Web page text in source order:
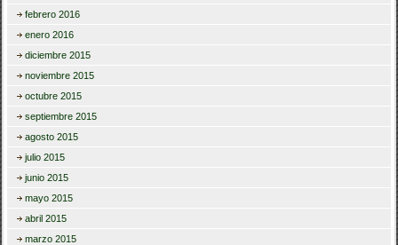
febrero 2016
enero 2016
diciembre 2015
noviembre 2015
octubre 2015
septiembre 2015
agosto 2015
julio 2015
junio 2015
mayo 2015
abril 2015
marzo 2015